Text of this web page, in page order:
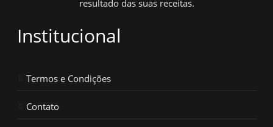
resultado das suas receitas.
Institucional
Termos e Condições
Contato